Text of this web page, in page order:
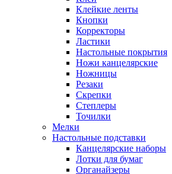
Клейкие ленты
Кнопки
Корректоры
Ластики
Настольные покрытия
Ножи канцелярские
Ножницы
Резаки
Скрепки
Степлеры
Точилки
Мелки
Настольные подставки
Канцелярские наборы
Лотки для бумаг
Органайзеры